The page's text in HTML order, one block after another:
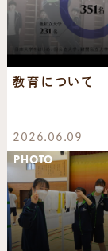
教育について
2026.06.09
PHOTO